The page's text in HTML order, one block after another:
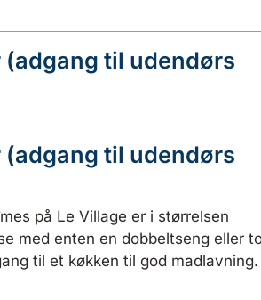
til udendørs
til udendørs
på Le Village er i størrelsen
med enten en dobbeltseng eller
til et køkken til god madlavning.